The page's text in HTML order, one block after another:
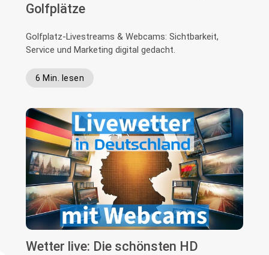
Golfplätze
Golfplatz-Livestreams & Webcams: Sichtbarkeit,
Service und Marketing digital gedacht.
6 Min. lesen
Wetter live: Die schönsten HD